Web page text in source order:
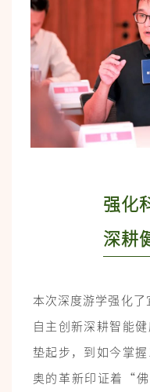
强化
深耕
本次深度游学强化
自主创新深耕智能
垫起步，到如今掌
奥的革新印证着“